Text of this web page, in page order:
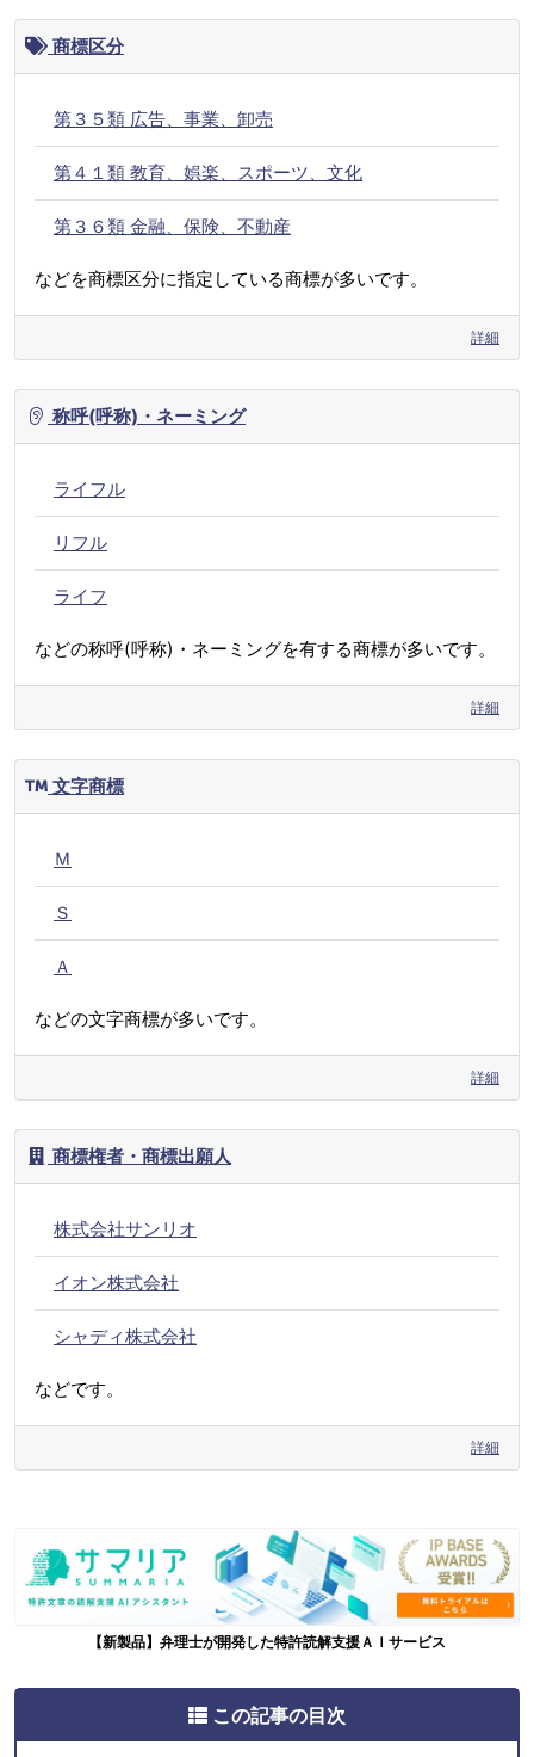
商標区分
第３５類 広告、事業、卸売
第４１類 教育、娯楽、スポーツ、文化
第３６類 金融、保険、不動産
などを商標区分に指定している商標が多いです。
詳細
称呼(呼称)・ネーミング
ライフル
リフル
ライフ
などの称呼(呼称)・ネーミングを有する商標が多いです。
詳細
文字商標
Ｍ
Ｓ
Ａ
などの文字商標が多いです。
詳細
商標権者・商標出願人
株式会社サンリオ
イオン株式会社
シャディ株式会社
などです。
詳細
【新製品】弁理士が開発した特許読解支援ＡＩサービス
この記事の目次